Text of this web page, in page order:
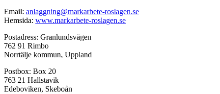
Email: anlaggning@markarbete-roslagen.se
Hemsida: www.markarbete-roslagen.se
Postadress: Granlundsvägen
762 91 Rimbo
Norrtälje kommun, Uppland
Postbox: Box 20
763 21 Hallstavik
Edeboviken, Skeboån